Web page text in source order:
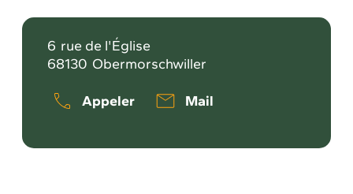
6 rue de l'Église
68130 Obermorschwiller
Appeler Mail